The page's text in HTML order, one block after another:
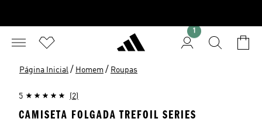
1
Página Inicial / Homem / Roupas
5 (2)
CAMISETA FOLGADA TREFOIL SERIES